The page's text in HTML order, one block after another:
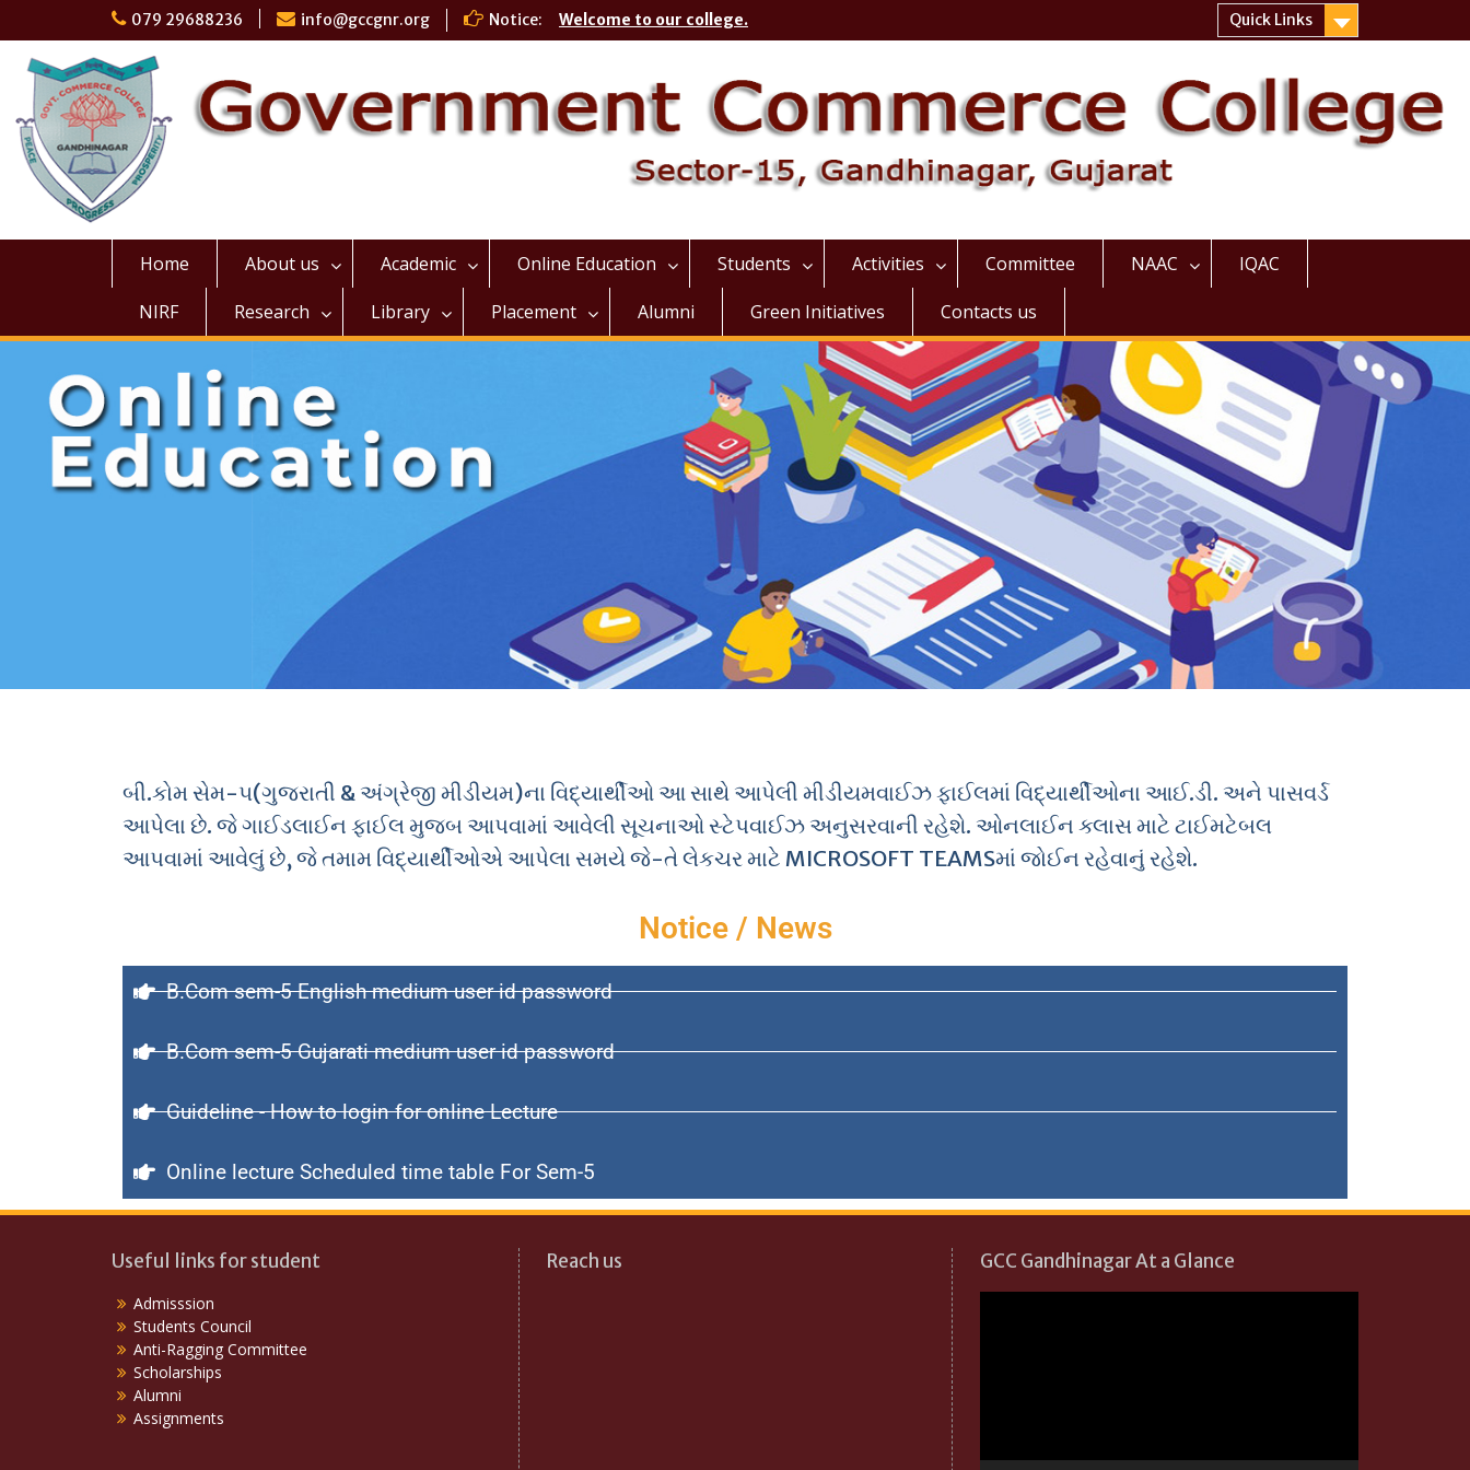
079 29688236 info@gccgnr.org Notice: Welcome to our college. Quick Links
Home About us Academic Online Education Students Activities Committee NAAC
IQAC
NIRF
Research Library Placement Alumni Green Initiatives Contacts us
બી.કોમ સેમ-૫(ગુજરાતી & અંગ્રેજી મીડીયમ)ના વિદ્યાર્થીઓ આ સાથે આપેલી મીડીયમવાઈઝ ફાઈલમાં વિદ્યાર્થીઓના આઈ.ડી. અને પાસવર્ડ
આપેલા છે. જે ગાઈડલાઈન ફાઈલ મુજબ આપવામાં આવેલી સૂચનાઓ સ્ટેપવાઈઝ અનુસરવાની રહેશે. ઓનલાઈન ક્લાસ માટે ટાઈમટેબલ
આપવામાં આવેલું છે, જે તમામ વિદ્યાર્થીઓએ આપેલા સમયે જે-તે લેકચર માટે MICROSOFT TEAMSમાં જોઈન રહેવાનું રહેશે.
Notice / News
B.Com sem-5 English medium user id password
B.Com sem-5 Gujarati medium user id password
Guideline - How to login for online Lecture
Online lecture Scheduled time table For Sem-5
Useful links for student
Admisssion
Students Council
Anti-Ragging Committee
Scholarships
Alumni
Assignments
Reach us GCC Gandhinagar At a Glance